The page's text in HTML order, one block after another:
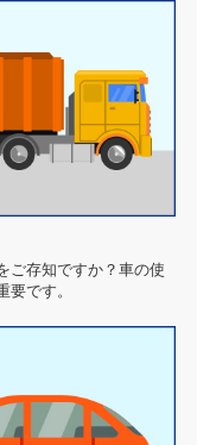
ご存知ですか？車の使
です。